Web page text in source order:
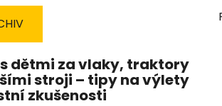
dětmi za vlaky, traktory
stroji – tipy na výlety
zkušenosti